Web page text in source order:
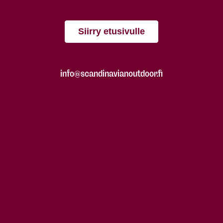
Siirry etusivulle
info@scandinavianoutdoor.fi